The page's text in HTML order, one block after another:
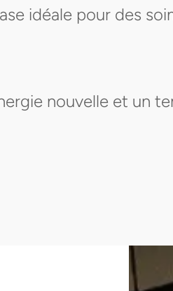
idéale pour des
nouvelle et un